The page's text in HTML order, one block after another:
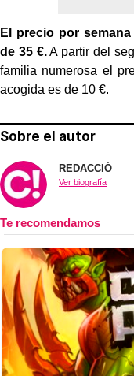
El precio por
de 35 €.A partir del
familia numerosa el
acogida es de 10 €.
Sobre el autor
REDACCIÓ
Ver biografía